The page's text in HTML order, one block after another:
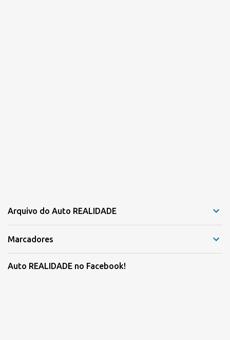
Arquivo do Auto REALIDADE
Marcadores
Auto REALIDADE no Facebook!